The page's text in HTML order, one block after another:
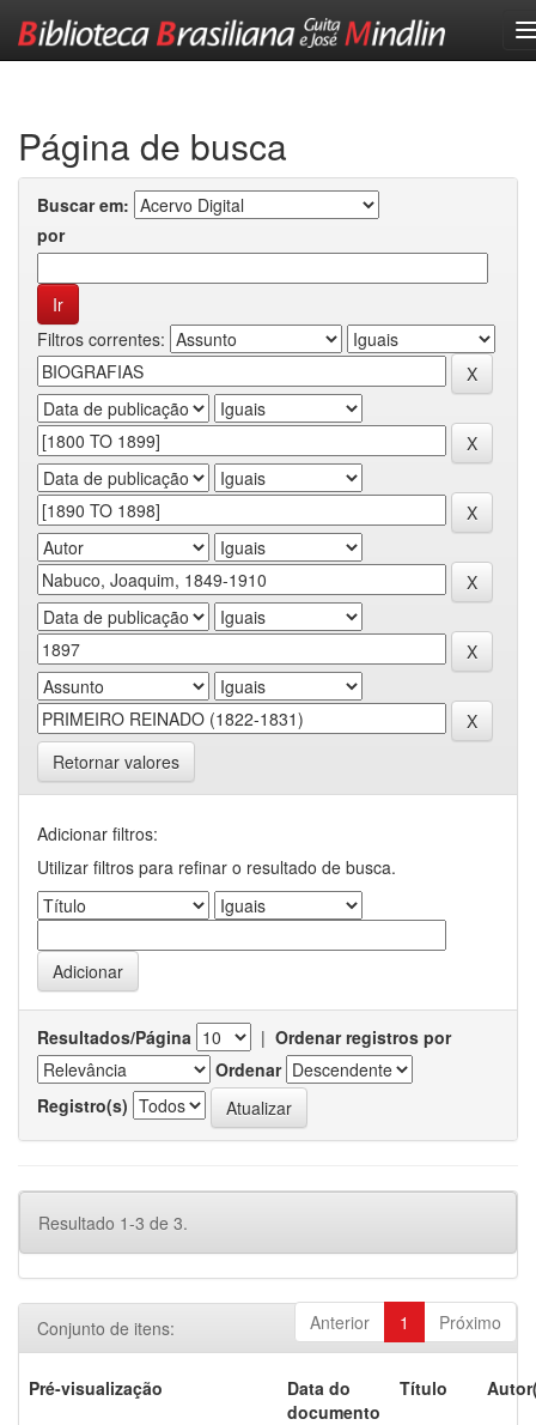
Página de busca
Buscar em:
por
Filtros correntes:
Retornar valores
Adicionar filtros:
Utilizar filtros para refinar o resultado de busca.
Resultados/Página | Ordenar registros por
Ordenar
Registro(s)
Resultado 1-3 de 3.
Anterior 1 Próximo
Conjunto de itens:
Pré-visualização
Data do
documento
Título